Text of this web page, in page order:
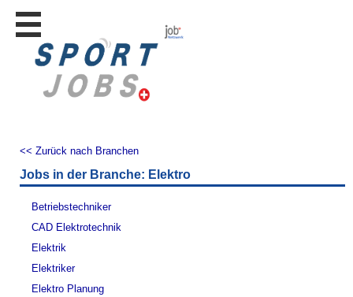
Stellen
finden
inserieren
Personalberatungen
Tipp's
WERBUNG
JOB-
Lehrstellen
finden
<< Zurück nach Branchen
Jobs in der Branche: Elektro
Betriebstechniker
CAD Elektrotechnik
Elektrik
Elektriker
Elektro Planung